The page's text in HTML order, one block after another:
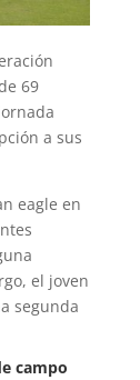
69
a sus
eagle en
el joven
segunda
campo